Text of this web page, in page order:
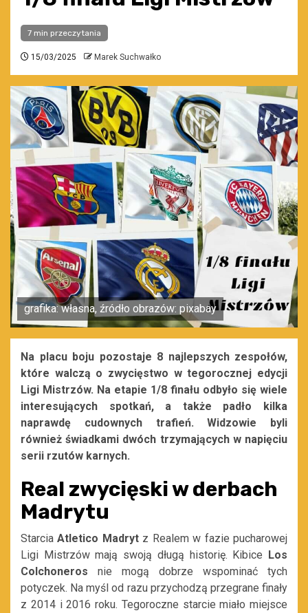
7 min przeczytania
15/03/2025 Marek Suchwałko
grafika: własna, źródło obrazów: pixabay
Na placu boju pozostaje 8 najlepszych zespołów,
które walczą o zwycięstwo w tegorocznej edycji
Ligi Mistrzów. Na etapie 1/8 finału odbyło się wiele
interesujących spotkań, a także padło kilka
naprawdę cudownych trafień. Widzowie byli
również świadkami dwóch trzymających w napięciu
serii rzutów karnych.
Real zwycięski w derbach
Madrytu
StarciaAtletico Madrytz Realem w fazie pucharowej
Ligi Mistrzów mają swoją długą historię. Kibice Los
Colchoneros nie mogą dobrze wspominać tych
potyczek. Na myśl od razu przychodzą przegrane finały
z 2014 i 2016 roku. Tegoroczne starcie miało miejsce